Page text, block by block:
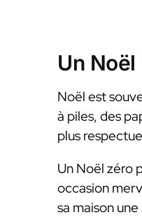
Un
Noël est
à piles, des
plus
Un Noël zéro
occasion
sa maison